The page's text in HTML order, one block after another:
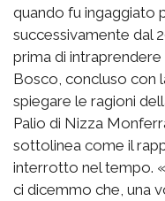
quando fu ingaggiato
successivamente dal
prima di
Bosco, concluso con
spiegare le ragioni
Palio di Nizza
sottolinea come il
interrotto nel tempo.
ci dicemmo che, una